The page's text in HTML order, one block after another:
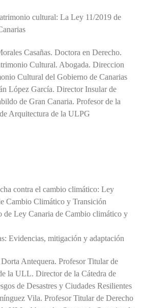
cultural: La Ley 11/2019 de
Casañas. Doctora en Derecho.
Cultural. Abogada. Direccion
Cultural del Gobierno de Canarias
López García. Director Insular de
de Gran Canaria. Profesor de la
Arquitectura de la ULPG
contra el cambio climático: Ley
Cambio Climático y Transición
de Ley Canaria de Cambio climático y
Evidencias, mitigación y adaptación
Antequera. Profesor Titular de
la ULL. Director de la Cátedra de
de Desastres y Ciudades Resilientes
Vila. Profesor Titular de Derecho